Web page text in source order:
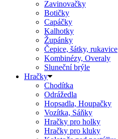
Zavinovačky
Botičky
Capáčky
Kalhotky
Župánky
Čepice, šátky, rukavice
Kombinézy, Overaly
Sluneční brýle
Hračky
Chodítka
Odrážedla
Hopsadla, Houpačky
Vozítka, Sáňky
Hračky pro holky
Hračky pro kluky